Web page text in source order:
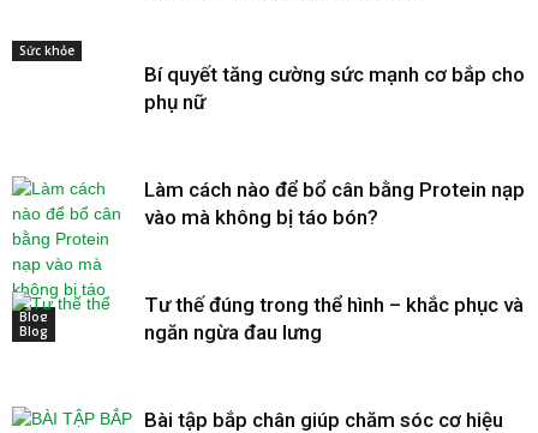
Sức khỏe
Bí quyết tăng cường sức mạnh cơ bắp cho
phụ nữ
Blog
Làm cách nào để bổ cân bằng Protein nạp
vào mà không bị táo bón?
Blog
Tư thế đúng trong thể hình – khắc phục và
ngăn ngừa đau lưng
Bài tập bắp chân giúp chăm sóc cơ hiệu